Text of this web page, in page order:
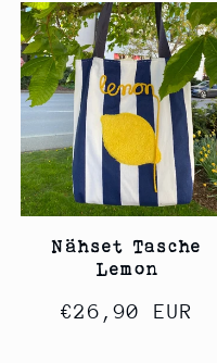
Nähset Tasche
Lemon
Normaler
€26,90 EUR